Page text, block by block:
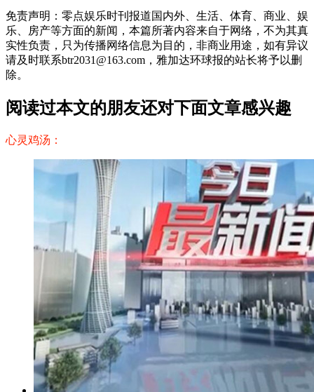
免责声明：零点娱乐时刊报道国内外、生活、体育、商业、娱
乐、房产等方面的新闻，本篇所著内容来自于网络，不为其真
实性负责，只为传播网络信息为目的，非商业用途，如有异议
请及时联系btr2031@163.com，雅加达环球报的站长将予以删
除。
阅读过本文的朋友还对下面文章感兴趣
心灵鸡汤：